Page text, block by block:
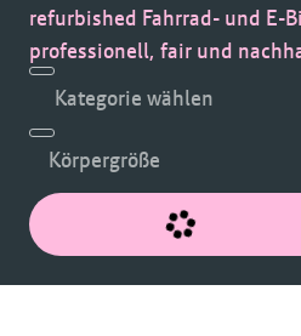
refurbished Fahrrad- und E-
professionell, fair und
Körpergröße